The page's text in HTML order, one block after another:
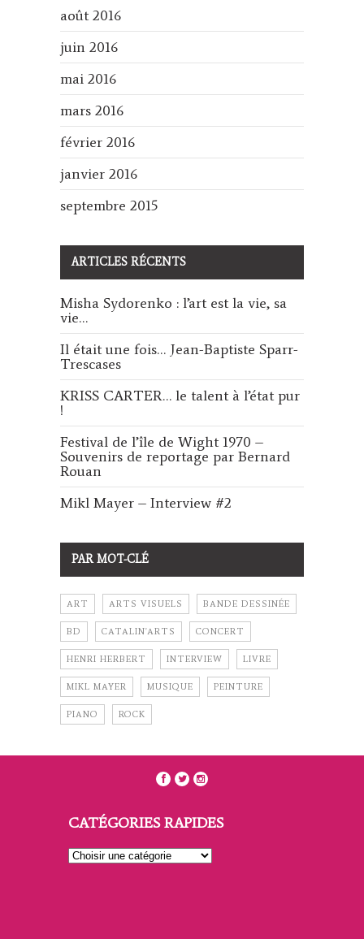
août 2016
juin 2016
mai 2016
mars 2016
février 2016
janvier 2016
septembre 2015
ARTICLES RÉCENTS
Misha Sydorenko : l’art est la vie, sa
vie…
Il était une fois… Jean-Baptiste Sparr-
Trescases
KRISS CARTER… le talent à l’état pur
!
Festival de l’île de Wight 1970 –
Souvenirs de reportage par Bernard
Rouan
Mikl Mayer – Interview #2
PAR MOT-CLÉ
ART ARTS VISUELS BANDE DESSINÉE
BD CATALIN'ARTS CONCERT
HENRI HERBERT INTERVIEW LIVRE
MIKL MAYER MUSIQUE PEINTURE
PIANO ROCK
CATÉGORIES RAPIDES